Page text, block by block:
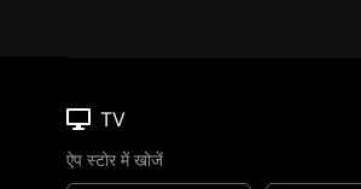
TV
ऐप स्टोर में खोजें